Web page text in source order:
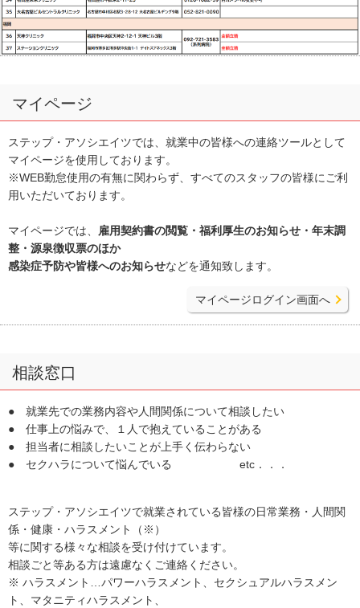
マイページ
ステップ・アソシエイツでは、就業中の皆様への連絡ツールとして
マイページを使用しております。
※WEB勤怠使用の有無に関わらず、すべてのスタッフの皆様にご利
用いただいております。
マイページでは、
雇用契約書の閲覧・福利厚生のお知らせ・年末調
整・源泉徴収票のほか
感染症予防や皆様へのお知らせなどを通知致します。
マイページログイン画面へ
相談窓口
● 就業先での業務内容や人間関係について相談したい
● 仕事上の悩みで、１人で抱えていることがある
● 担当者に相談したいことが上手く伝わらない
● セクハラについて悩んでいる etc．．．
ステップ・アソシエイツで就業されている皆様の日常業務・人間関
係・健康・ハラスメント（※）
等に関する様々な相談を受け付けています。
相談ごと等ある方は遠慮なくご連絡ください。
※ ハラスメント…パワーハラスメント、セクシュアルハラスメン
ト、マタニティハラスメント、